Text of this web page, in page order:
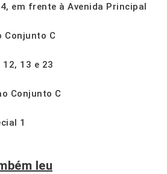
em frente à Avenida Principal
Conjunto C
13 e 23
Conjunto C
1
leu